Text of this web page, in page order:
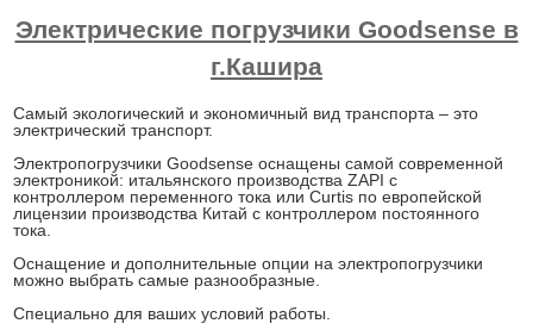
Электрические погрузчики Goodsense в
г.Кашира
Самый экологический и экономичный вид транспорта – это
электрический транспорт.
Электропогрузчики Goodsense оснащены самой современной
электроникой: итальянского производства ZAPI с
контроллером переменного тока или Curtis по европейской
лицензии производства Китай с контроллером постоянного
тока.
Оснащение и дополнительные опции на электропогрузчики
можно выбрать самые разнообразные.
Специально для ваших условий работы.